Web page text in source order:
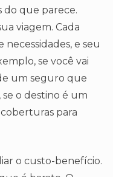
do que parece.
viagem. Cada
necessidades, e seu
se você vai
um seguro que
o destino é um
para
o custo-benefício.